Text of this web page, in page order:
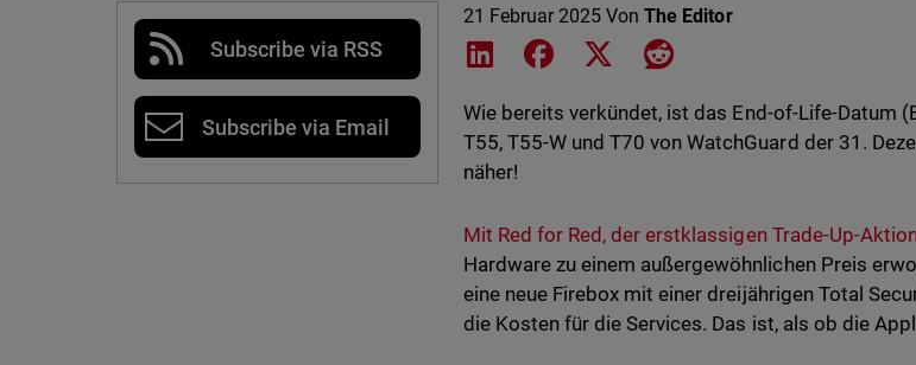
Subscribe via RSS
Subscribe via Email
21 Februar 2025 VonThe Editor
Share on LinkedIn
Share on Facebook
Share on XShare on Reddit
Wie bereits verkündet, ist das End-of-Life-Datum
T55, T55-W und T70 von WatchGuard der 31.
näher!
Mit Red for Red, der erstklassigen Trade-Up-
Hardware zu einem außergewöhnlichen Preis
eine neue Firebox mit einer dreijährigen Total
die Kosten für die Services. Das ist, als ob die